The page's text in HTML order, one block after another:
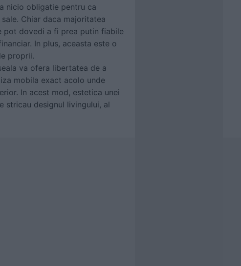
nicio obligatie pentru ca
Chiar daca majoritatea
pot dovedi a fi prea putin fiabile
In plus, aceasta este o
proprii.
va ofera libertatea de a
mobila exact acolo unde
In acest mod, estetica unei
stricau designul livingului, al